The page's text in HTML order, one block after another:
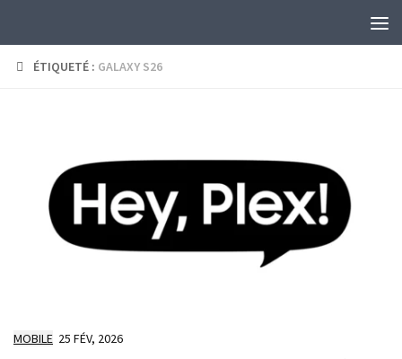
ÉTIQUETÉ : GALAXY S26
MOBILE 25 FÉV, 2026